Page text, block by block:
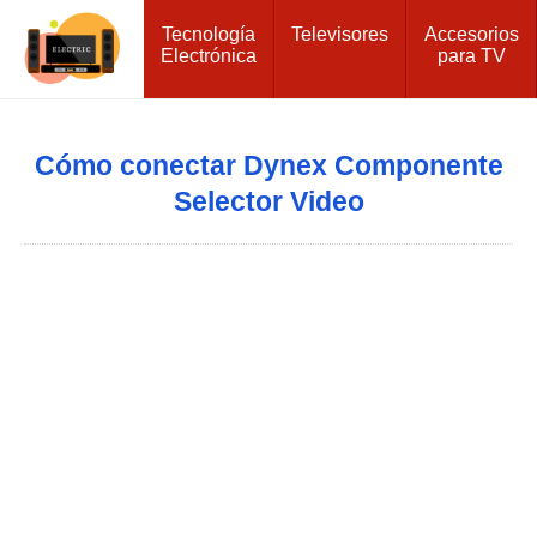
Tecnología
Electrónica
Televisores
Accesorios
para TV
Cómo conectar Dynex Componente
Selector Video